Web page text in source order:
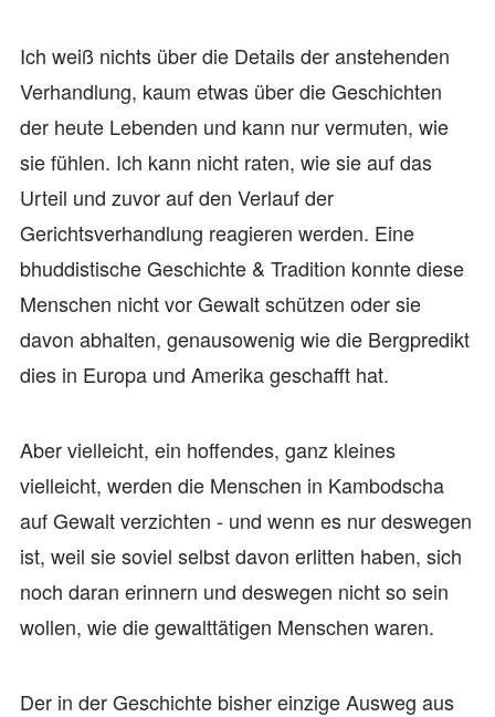
Ich weiß nichts über die Details der anstehenden
Verhandlung, kaum etwas über die Geschichten
der heute Lebenden und kann nur vermuten, wie
sie fühlen. Ich kann nicht raten, wie sie auf das
Urteil und zuvor auf den Verlauf der
Gerichtsverhandlung reagieren werden. Eine
bhuddistische Geschichte & Tradition konnte diese
Menschen nicht vor Gewalt schützen oder sie
davon abhalten, genausowenig wie die Bergpredikt
dies in Europa und Amerika geschafft hat.
Aber vielleicht, ein hoffendes, ganz kleines
vielleicht, werden die Menschen in Kambodscha
auf Gewalt verzichten - und wenn es nur deswegen
ist, weil sie soviel selbst davon erlitten haben, sich
noch daran erinnern und deswegen nicht so sein
wollen, wie die gewalttätigen Menschen waren.
Der in der Geschichte bisher einzige Ausweg aus